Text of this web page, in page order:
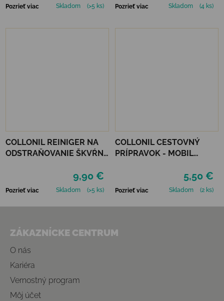
Pozrieť viac Skladom (>5 ks) Pozrieť viac Skladom (4 ks)
COLLONIL REINIGER NA
ODSTRAŇOVANIE ŠKVŔN
9,90 €
Pozrieť viac Skladom (>5 ks)
COLLONIL CESTOVNÝ
PRÍPRAVOK - MOBIL
5,50 €
Pozrieť viac Skladom (2 ks)
ZÁKAZNÍCKE CENTRUM
O nás
Kariéra
Vernostný program
Môj účet